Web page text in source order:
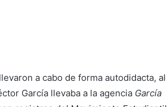
a cabo de forma autodidacta, al
García llevaba a la agencia García